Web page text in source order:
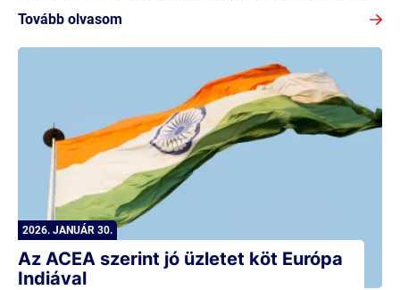
Tovább olvasom
2026. JANUÁR 30.
Az ACEA szerint jó üzletet köt Európa
Indiával